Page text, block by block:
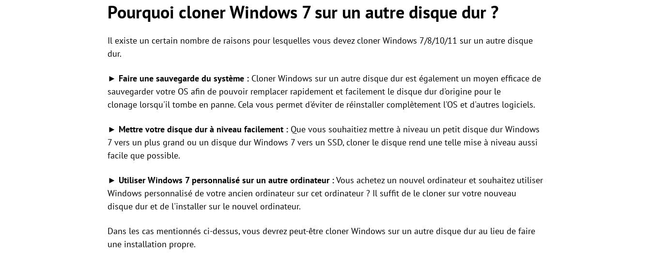
Pourquoi cloner Windows 7 sur un autre disque dur ?
Il existe un certain nombre de raisons pour lesquelles vous devez cloner Windows 7/8/10/11 sur un autre disque
dur.
► Faire une sauvegarde du système : Cloner Windows sur un autre disque dur est également un moyen efficace de
sauvegarder votre OS afin de pouvoir remplacer rapidement et facilement le disque dur d'origine pour le
clonage lorsqu'il tombe en panne. Cela vous permet d'éviter de réinstaller complètement l'OS et d'autres logiciels.
► Mettre votre disque dur à niveau facilement : Que vous souhaitiez mettre à niveau un petit disque dur Windows
7 vers un plus grand ou un disque dur Windows 7 vers un SSD, cloner le disque rend une telle mise à niveau aussi
facile que possible.
► Utiliser Windows 7 personnalisé sur un autre ordinateur :Vous achetez un nouvel ordinateur et souhaitez utiliser
Windows personnalisé de votre ancien ordinateur sur cet ordinateur ? Il suffit de le cloner sur votre nouveau
disque dur et de l'installer sur le nouvel ordinateur.
Dans les cas mentionnés ci-dessus, vous devrez peut-être cloner Windows sur un autre disque dur au lieu de faire
une installation propre.